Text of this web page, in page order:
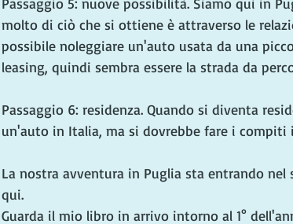
molto di ciò che si ottiene è attraverso le
possibile noleggiare un'auto usata da una
leasing, quindi sembra essere la strada da
Passaggio 6: residenza. Quando si diventa
un'auto in Italia, ma si dovrebbe fare i compiti
La nostra avventura in Puglia sta entrando
qui.
Guarda il mio libro in arrivo intorno al 1°